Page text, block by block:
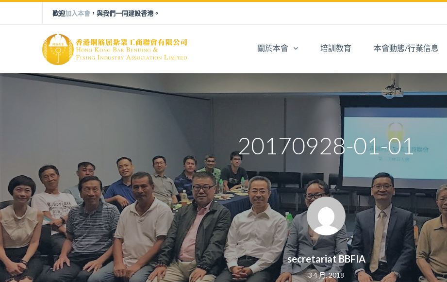
歡迎加入本會 ，與我們一同建設香港。
關於本會 培訓教育 本會動態/行業信息
20170928-01-01
secretariat BBFIA
3 4 月, 2018